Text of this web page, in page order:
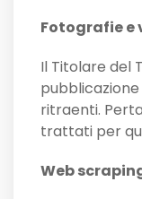
Fotografie e
Il Titolare del
ritraenti.
trattati per
Web